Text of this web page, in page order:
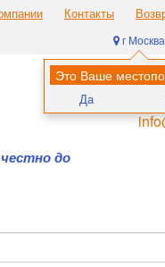
Контакты
г Москва
Это Ваше
Да
до
8
8